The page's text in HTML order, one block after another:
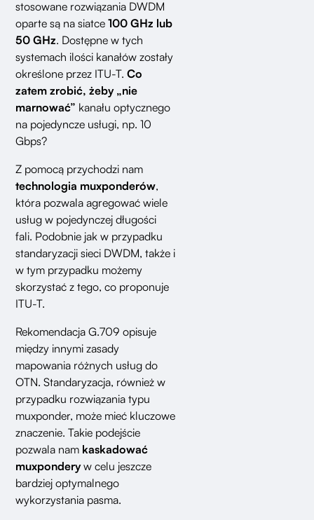
stosowane rozwiązania DWDM
oparte są na siatce 100 GHz lub
50 GHz. Dostępne w tych
systemach ilości kanałów zostały
określone przez ITU-T.Co
zatem zrobić, żeby „nie
marnować” kanału optycznego
na pojedyncze usługi, np. 10
Gbps?
Z pomocą przychodzi nam
technologia muxponderów,
która pozwala agregować wiele
usług w pojedynczej długości
fali. Podobnie jak w przypadku
standaryzacji sieci DWDM, także i
w tym przypadku możemy
skorzystać z tego, co proponuje
ITU-T.
Rekomendacja G.709 opisuje
między innymi zasady
mapowania różnych usług do
OTN. Standaryzacja, również w
przypadku rozwiązania typu
muxponder, może mieć kluczowe
znaczenie. Takie podejście
pozwala nam kaskadować
muxponderyw celu jeszcze
bardziej optymalnego
wykorzystania pasma.